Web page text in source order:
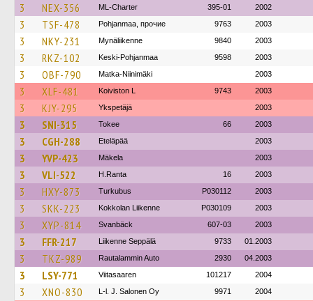
3 NEX-356 ML-Charter 395-01 2002
3 TSF-478 Pohjanmaa, прочие 9763 2003
3 NKY-231 Mynäliikenne 9840 2003
3 RKZ-102 Keski-Pohjanmaa 9598 2003
3 OBF-790 Matka-Niinimäki 2003
3 XLF-481 Koiviston L 9743 2003
3 KJY-295 Ykspetäjä 2003
3 SNI-315 Tokee 66 2003
3 CGH-288 Eteläpää 2003
3 YVP-423 Mäkela 2003
3 VLI-522 H.Ranta 16 2003
3 HXY-873 Turkubus P030112 2003
3 SKK-223 Kokkolan Liikenne P030109 2003
3 XYP-814 Svanbäck 607-03 2003
3 FFR-217 Liikenne Seppälä 9733 01.2003
3 TKZ-989 Rautalammin Auto 2930 04.2003
3 LSY-771 Viitasaaren 101217 2004
3 XNO-830 L-l. J. Salonen Oy 9971 2004